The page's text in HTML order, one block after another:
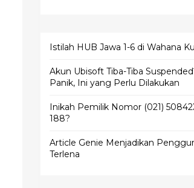
Istilah HUB Jawa 1-6 di Wahana
Akun Ubisoft Tiba-Tiba
Panik, Ini yang Perlu Dilakukan
Inikah Pemilik Nomor (021)
188?
Article Genie Menjadikan
Terlena